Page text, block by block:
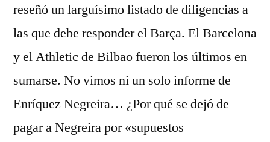
reseñó un larguísimo listado de diligencias a
las que debe responder el Barça. El Barcelona
y el Athletic de Bilbao fueron los últimos en
sumarse. No vimos ni un solo informe de
Enríquez Negreira… ¿Por qué se dejó de
pagar a Negreira por «supuestos